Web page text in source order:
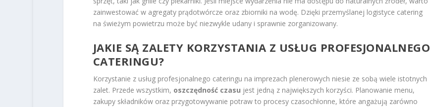
zainwestować w agregaty prądotwórcze oraz zbiorniki na wodę. Dzięki przemyślanej logistyce catering
na świeżym powietrzu może być niezwykle udany i sprawnie zorganizowany.
JAKIE SĄ ZALETY KORZYSTANIA Z USŁUG PROFESJONALNEGO
CATERINGU?
Korzystanie z usług profesjonalnego cateringu na imprezach plenerowych niesie ze sobą wiele istotnych
zalet. Przede wszystkim, oszczędność czasu jest jedną z największych korzyści. Planowanie menu,
zakupy składników oraz przygotowywanie potraw to procesy czasochłonne, które angażują zarówno